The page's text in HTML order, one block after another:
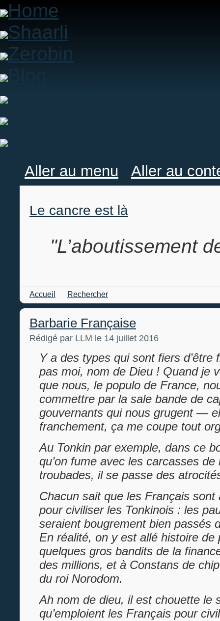
Home
Shaarli
Zerobin
Aller au menu Aller au
Le cancre est là
"L’aboutissement
Accueil Rechercher
Barbarie Française
Rédigé par LLM le 14 juillet 2016
Y a des types qui sont fiers d’être
pas moi, nom de Dieu ! Quand je
que nous, le populo de France,
commettre par la sale bande de
gouvernants qui nous grugent —
franchement, ça me coupe tout
Au Tonkin par exemple, dans ce
qu’on fume avec les carcasses de
troubades, il se passe des
Chacun sait que les Français sont
pour civiliser les Tonkinois : les
seraient bougrement bien passés
En réalité, on y est allé histoire de
quelques gros bandits de la
des millions, et à Constans de
du roi Norodom.
Ah nom de dieu, il est chouette le
qu’emploient les Français pour